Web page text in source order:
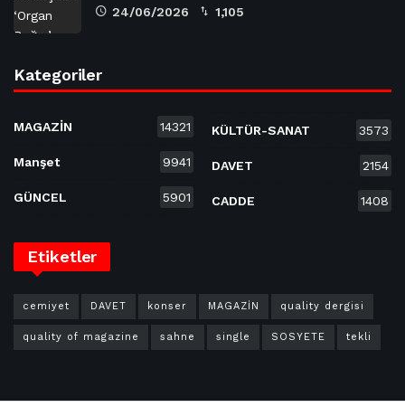
24/06/2026 1,105
Kategoriler
MAGAZİN 14321
Manşet 9941
GÜNCEL 5901
KÜLTÜR-SANAT 3573
DAVET 2154
CADDE 1408
Etiketler
cemiyet DAVET konser MAGAZİN quality dergisi
quality of magazine sahne single SOSYETE tekli